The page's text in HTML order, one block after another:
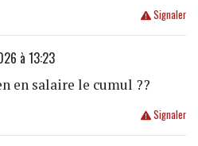
Signaler
à 13:23
en salaire le cumul ??
Signaler